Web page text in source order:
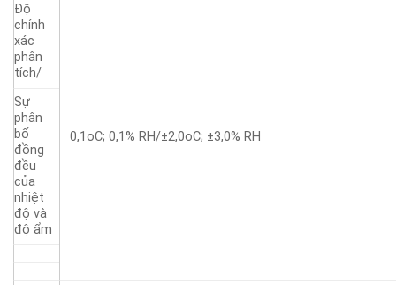
Độ
chính
xác
phân
tích/
0,1oC; 0,1% RH/±2,0oC; ±3,0% RH
Sự
phân
bố
đồng
đều
của
nhiệt
độ và
độ ẩm